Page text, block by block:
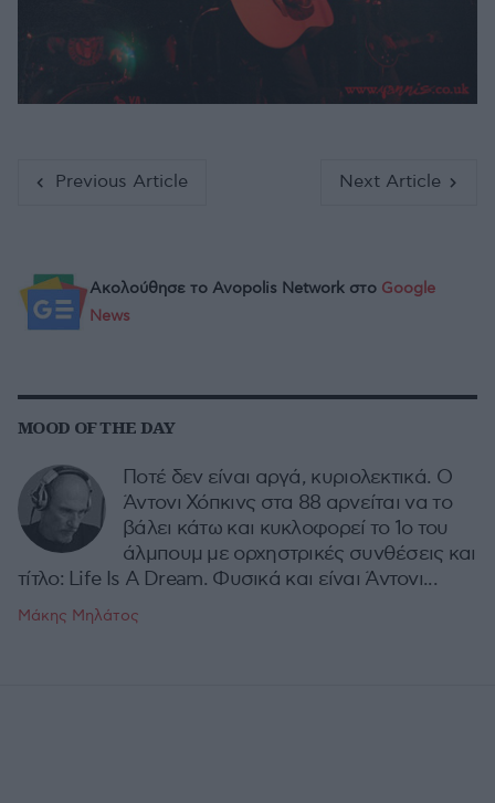
Ακολούθησε το Avopolis Network στο Google
News
MOOD OF THE DAY
Ποτέ δεν είναι αργά, κυριολεκτικά. Ο
Άντονι Χόπκινς στα 88 αρνείται να το
βάλει κάτω και κυκλοφορεί το 1ο του
άλμπουμ με ορχηστρικές συνθέσεις και
τίτλο: Life Is A Dream. Φυσικά και είναι Άντονι...
Μάκης Μηλάτος
Previous Article Next Article